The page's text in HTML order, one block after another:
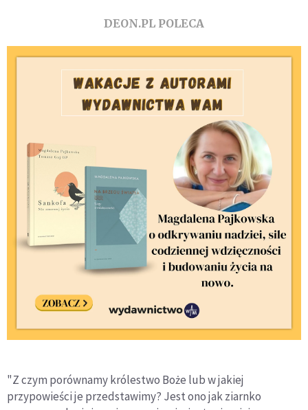
DEON.PL POLECA
"Z czym porównamy królestwo Boże lub w jakiej
przypowieści je przedstawimy? Jest ono jak ziarnko